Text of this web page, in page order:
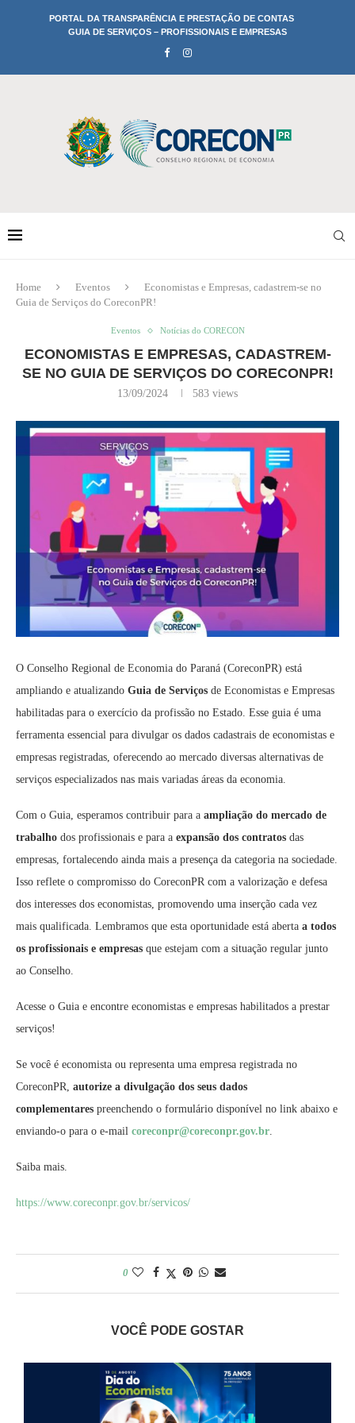
PORTAL DA TRANSPARÊNCIA E PRESTAÇÃO DE CONTAS
GUIA DE SERVIÇOS – PROFISSIONAIS E EMPRESAS
Home Eventos
Economistas e Empresas, cadastrem-se no
Guia de Serviços do CoreconPR!
Eventos Notícias do CORECON
ECONOMISTAS E EMPRESAS, CADASTREM-
SE NO GUIA DE SERVIÇOS DO CORECONPR!
13/09/2024 583 views
O Conselho Regional de Economia do Paraná (CoreconPR) está
ampliando e atualizando Guia de Serviços de Economistas e Empresas
habilitadas para o exercício da profissão no Estado. Esse guia é uma
ferramenta essencial para divulgar os dados cadastrais de economistas e
empresas registradas, oferecendo ao mercado diversas alternativas de
serviços especializados nas mais variadas áreas da economia.
Com o Guia, esperamos contribuir para a ampliação do mercado de
trabalho dos profissionais e para a expansão dos contratos das
empresas, fortalecendo ainda mais a presença da categoria na sociedade.
Isso reflete o compromisso do CoreconPR com a valorização e defesa
dos interesses dos economistas, promovendo uma inserção cada vez
mais qualificada. Lembramos que esta oportunidade está aberta a todos
os profissionais e empresas que estejam com a situação regular junto
ao Conselho.
Acesse o Guia e encontre economistas e empresas habilitados a prestar
serviços!
Se você é economista ou representa uma empresa registrada no
CoreconPR, autorize a divulgação dos seus dados
complementares preenchendo o formulário disponível no link abaixo e
enviando-o para o e-mail coreconpr@coreconpr.gov.br.
Saiba mais.
https://www.coreconpr.gov.br/servicos/
0
VOCÊ PODE GOSTAR